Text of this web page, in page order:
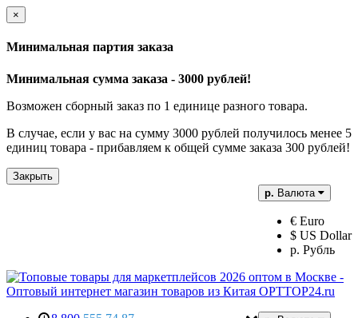
×
Минимальная партия заказа
Минимальная сумма заказа - 3000 рублей!
Возможен сборный заказ по 1 единице разного товара.
В случае, если у вас на сумму 3000 рублей получилось менее 5
единиц товара - прибавляем к общей сумме заказа 300 рублей!
Закрыть
р. Валюта
€ Euro
$ US Dollar
р. Рубль